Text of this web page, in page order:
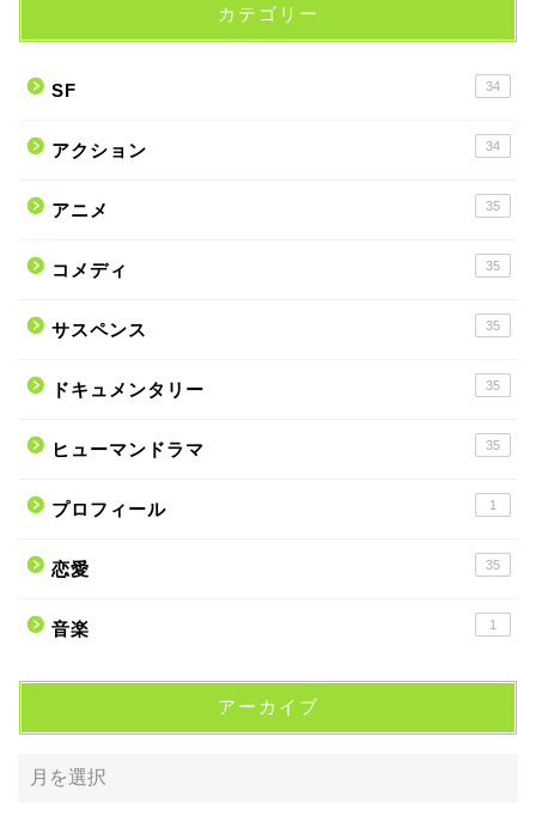
カテゴリー
SF 34
アクション 34
アニメ 35
コメディ 35
サスペンス 35
ドキュメンタリー 35
ヒューマンドラマ 35
プロフィール 1
恋愛 35
音楽 1
アーカイブ